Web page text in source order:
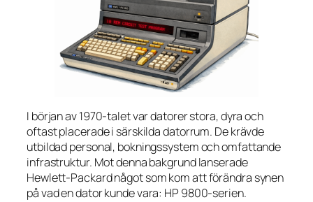
I början av 1970-talet var datorer stora, dyra och
oftast placerade i särskilda datorrum. De krävde
utbildad personal, bokningssystem och omfattande
infrastruktur. Mot denna bakgrund lanserade
Hewlett-Packard något som kom att förändra synen
på vad en dator kunde vara: HP 9800-serien.